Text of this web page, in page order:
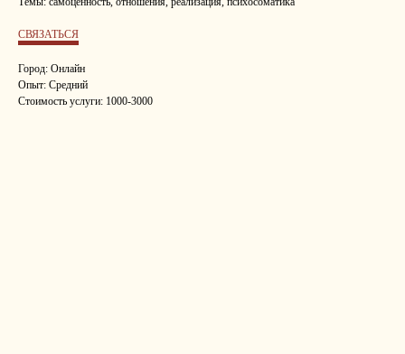
СВЯЗАТЬСЯ
Город: Онлайн
Опыт: Средний
Стоимость услуги: 1000-3000